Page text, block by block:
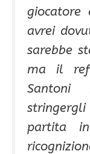
giocatore
avrei
sarebbe
ma il
partita